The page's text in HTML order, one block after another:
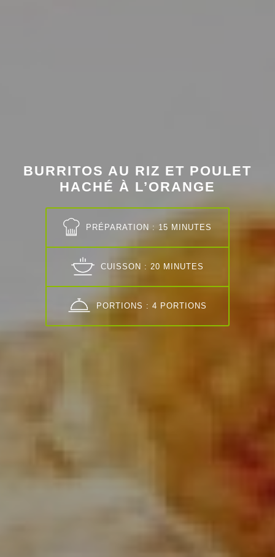
BURRITOS AU RIZ ET POULET
HACHÉ À L’ORANGE
PRÉPARATION : 15 MINUTES
CUISSON : 20 MINUTES
PORTIONS : 4 PORTIONS